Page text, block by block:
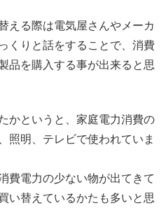
える際は電気屋さんやメーカ
くりと話をすることで、消費
品を購入する事が出来ると思
かというと、家庭電力消費の
照明、テレビで使われていま
費電力の少ない物が出てきて
い替えているかたも多いと思